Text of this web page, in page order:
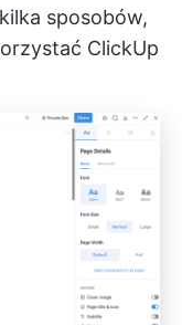
sposobów,
ClickUp